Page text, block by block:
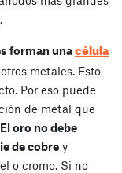
forman unacélula
metales. Esto
Por eso puede
de metal que
El oro no debe
de cobre y
o cromo. Si no